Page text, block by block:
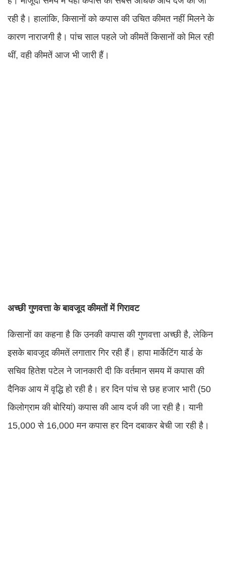
रही है। हालांकि, किसानों को कपास की उचित कीमत नहीं मिलने के
कारण नाराजगी है। पांच साल पहले जो कीमतें किसानों को मिल रही
थीं, वही कीमतें आज भी जारी हैं।
अच्छी गुणवत्ता के बावजूद कीमतों में गिरावट
किसानों का कहना है कि उनकी कपास की गुणवत्ता अच्छी है, लेकिन
इसके बावजूद कीमतें लगातार गिर रही हैं। हापा मार्केटिंग यार्ड के
सचिव हितेश पटेल ने जानकारी दी कि वर्तमान समय में कपास की
दैनिक आय में वृद्धि हो रही है। हर दिन पांच से छह हजार भारी (50
किलोग्राम की बोरियां) कपास की आय दर्ज की जा रही है। यानी
15,000 से 16,000 मन कपास हर दिन दबाकर बेची जा रही है।